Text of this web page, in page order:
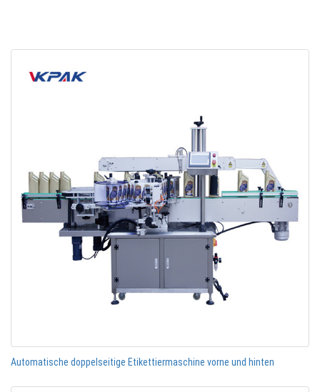
Automatische doppelseitige Etikettiermaschine vorne und hinten